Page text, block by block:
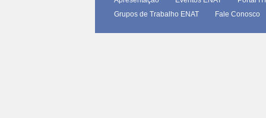
Grupos de Trabalho ENAT
Fale Conosco